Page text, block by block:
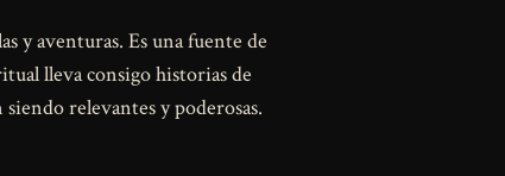
y aventuras. Es una fuente de
lleva consigo historias de
relevantes y poderosas.